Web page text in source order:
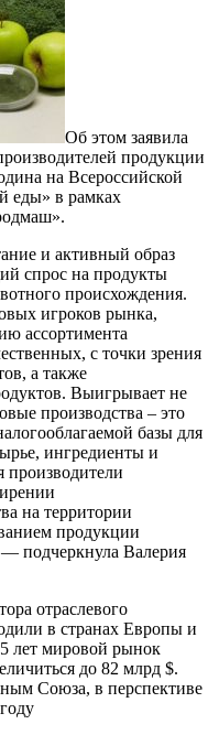
Об этом заявила
продукции
на Всероссийской
еды» в рамках
и активный образ
спрос на продукты
происхождения.
игроков рынка,
ассортимента
с точки зрения
а также
Выигрывает не
производства – это
базы для
ингредиенты и
производители
на территории
продукции
подчеркнула Валерия
отраслевого
в странах Европы и
лет мировой рынок
до 82 млрд $.
Союза, в перспективе